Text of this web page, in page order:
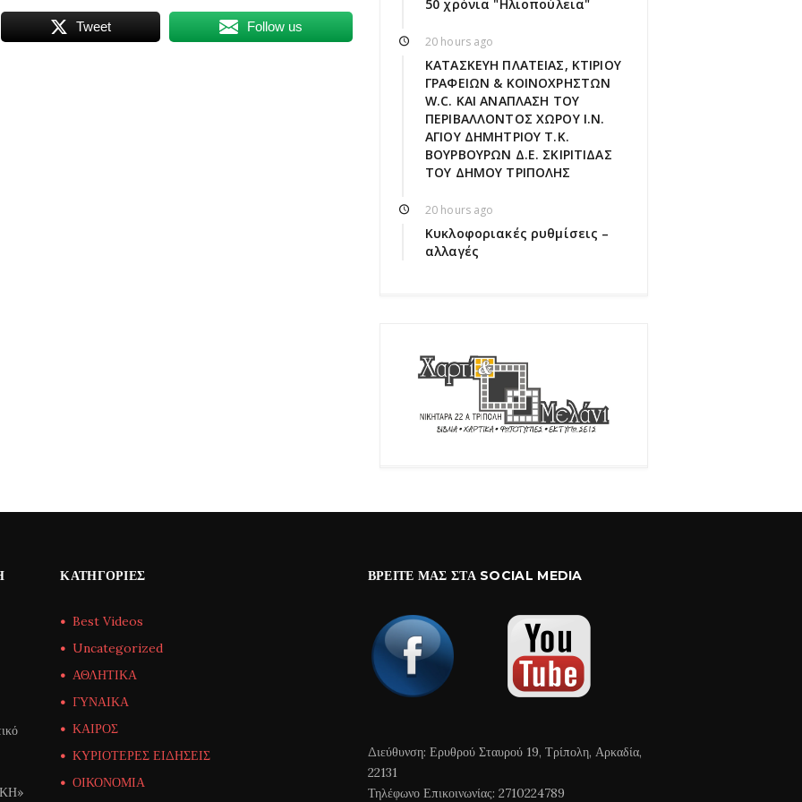
Tweet Follow us
50 χρόνια "Ηλιοπούλεια"
20 hours ago
ΚΑΤΑΣΚΕΥΗ ΠΛΑΤΕΙΑΣ, ΚΤΙΡΙΟΥ
ΓΡΑΦΕΙΩΝ & ΚΟΙΝΟΧΡΗΣΤΩΝ
W.C. ΚΑΙ ΑΝΑΠΛΑΣΗ ΤΟΥ
ΠΕΡΙΒΑΛΛΟΝΤΟΣ ΧΩΡΟΥ Ι.Ν.
ΑΓΙΟΥ ΔΗΜΗΤΡΙΟΥ Τ.Κ.
ΒΟΥΡΒΟΥΡΩΝ Δ.Ε. ΣΚΙΡΙΤΙΔΑΣ
ΤΟΥ ΔΗΜΟΥ ΤΡΙΠΟΛΗΣ
20 hours ago
Κυκλοφοριακές ρυθμίσεις –
αλλαγές
ΚΑΤΗΓΟΡΊΕΣ
Best Videos
Uncategorized
ΑΘΛΗΤΙΚΑ
ΓΥΝΑΙΚΑ
ΚΑΙΡΟΣ
ΚΥΡΙΟΤΕΡΕΣ ΕΙΔΗΣΕΙΣ
ΟΙΚΟΝΟΜΙΑ
ΒΡΕΊΤΕ ΜΑΣ ΣΤΑ SOCIAL MEDIA
Διεύθυνση: Ερυθρού Σταυρού 19, Τρίπολη, Αρκαδία,
22131
Τηλέφωνο Επικοινωνίας: 2710224789